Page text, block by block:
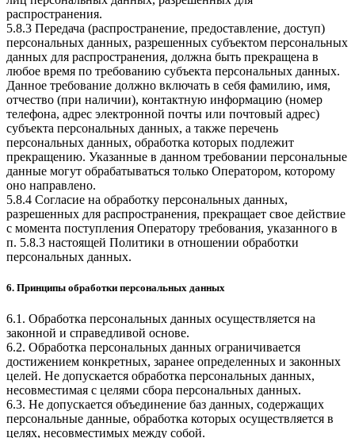
распространения.
5.8.3 Передача (распространение, предоставление, доступ)
персональных данных, разрешенных субъектом персональных
данных для распространения, должна быть прекращена в
любое время по требованию субъекта персональных данных.
Данное требование должно включать в себя фамилию, имя,
отчество (при наличии), контактную информацию (номер
телефона, адрес электронной почты или почтовый адрес)
субъекта персональных данных, а также перечень
персональных данных, обработка которых подлежит
прекращению. Указанные в данном требовании персональные
данные могут обрабатываться только Оператором, которому
оно направлено.
5.8.4 Согласие на обработку персональных данных,
разрешенных для распространения, прекращает свое действие
с момента поступления Оператору требования, указанного в
п. 5.8.3 настоящей Политики в отношении обработки
персональных данных.
6. Принципы обработки персональных данных
6.1. Обработка персональных данных осуществляется на
законной и справедливой основе.
6.2. Обработка персональных данных ограничивается
достижением конкретных, заранее определенных и законных
целей. Не допускается обработка персональных данных,
несовместимая с целями сбора персональных данных.
6.3. Не допускается объединение баз данных, содержащих
персональные данные, обработка которых осуществляется в
целях, несовместимых между собой.